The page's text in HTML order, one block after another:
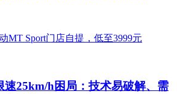
速25km/h困局：技术易破解、需